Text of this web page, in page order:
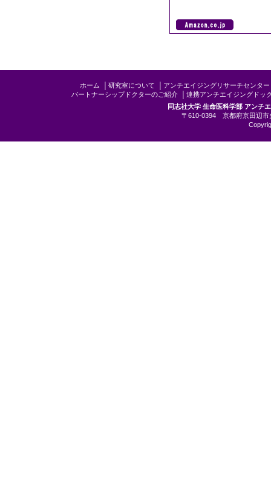
ホーム 研究室について
アンチエイジングリサーチセンター
パートナーシップドクターのご紹介
連携アンチエイジングドッ
同志社大学 生命医科学部 アンチ
〒610-0394 京都府京田辺市